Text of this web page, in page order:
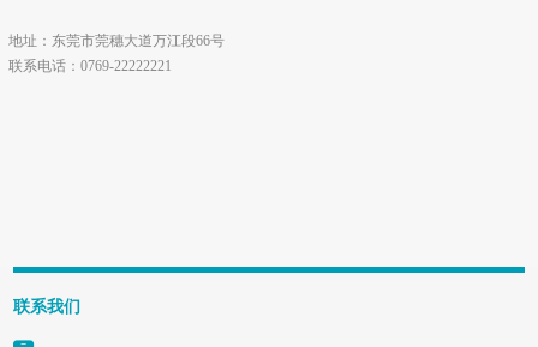
地址：东莞市莞穗大道万江段66号
联系电话：0769-22222221
联系我们